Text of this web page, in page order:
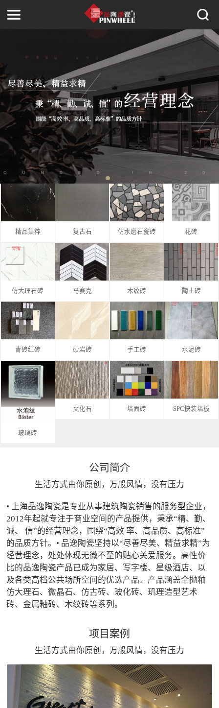
精品集粹 复古石 仿水磨石瓷砖 花砖
仿大理石砖 马赛克 木纹砖 陶土砖
青砖红砖 砂岩砖 手工砖 水泥砖
玻璃砖
文化石 墙面砖 SPC快装墙板
公司简介
生活方式由你原创，万般风情，没有压力
• 上海品逸陶瓷是专业从事建筑陶瓷销售的服务型企业，
2012年起就专注于商业空间的产品提供，秉承“精、勤、
诚、 信”的经营理念，围绕“高效 率、高品质、高标准”
的品质方针。• 品逸陶瓷坚持以“尽善尽美、精益求精”为
经营理念，处处体现无微不至的贴心关爱服务。高性价
比的品逸陶瓷产品已成为家居、写字楼、星级酒店、以
及各类高档公共场所空间的优选产品。产品涵盖全抛釉
仿大理石、微晶石、仿古砖、玻化砖、玑理造型艺术
砖、金属釉砖、木纹砖等系列。
项目案例
生活方式由你原创，万般风情，没有压力